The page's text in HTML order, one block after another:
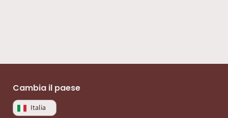
Cambia il paese
Italia